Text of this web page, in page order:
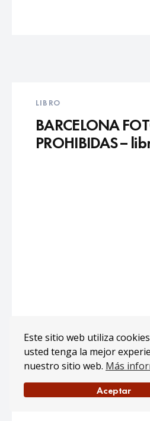
Este sitio web utiliza
usted tenga la mejor
nuestro sitio web. Más
Aceptar
LIBRO
BARCELONA
PROHIBIDAS –